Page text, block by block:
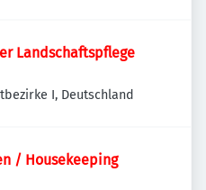
Landschaftspflege
I, Deutschland
/ Housekeeping